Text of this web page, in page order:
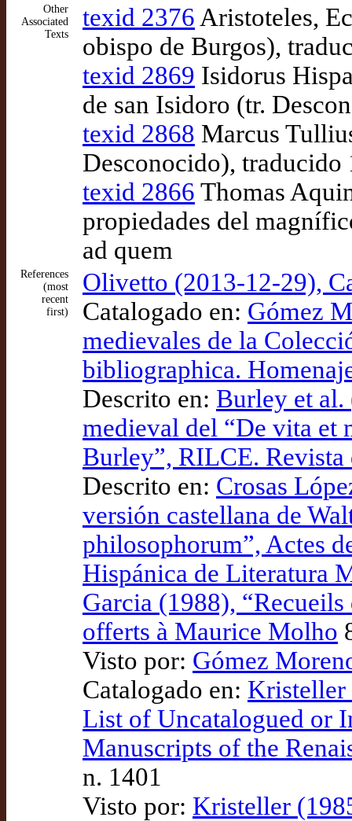
Other
Associated
Texts
texid 2376 Aristoteles,
obispo de Burgos),
texid 2869 Isidorus
de san Isidoro (tr.
texid 2868 Marcus
Desconocido), traducido
texid 2866 Thomas
propiedades del
ad quem
References
(most
recent
first)
Olivetto (2013-12-29),
Catalogado en: Gómez
medievales de la
bibliographica.
Descrito en: Burley et al.
medieval del “De vita et
Burley”, RILCE.
Descrito en: Crosas
versión castellana de
philosophorum”, Actes
Hispánica de Literatura
Garcia (1988), “Recueils
offerts à Maurice Molho
Visto por: Gómez
Catalogado en: Kristeller
List of Uncatalogued or
Manuscripts of the
n. 1401
Visto por: Kristeller